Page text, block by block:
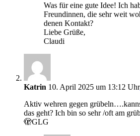
Was für eine gute Idee! Ich
Freundinnen, die sehr weit
denen Kontakt?
Liebe Grüße,
Claudi
Katrin 10. April 2025 um 13:12 Uhr
Aktiv wehren gegen
das geht? Ich bin so sehr /oft am
🫣GLG